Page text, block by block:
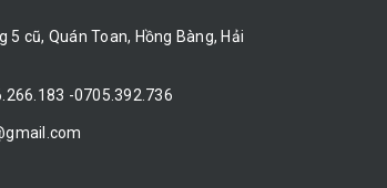
5 cũ, Quán Toan, Hồng Bàng, Hải
-0705.392.736